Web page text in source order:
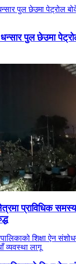
पुल छेउमा
प्राविधिक